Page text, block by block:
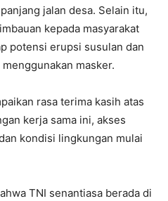
jalan desa. Selain itu,
kepada masyarakat
potensi erupsi susulan dan
masker.
rasa terima kasih atas
kerja sama ini, akses
kondisi lingkungan mulai
TNI senantiasa berada di